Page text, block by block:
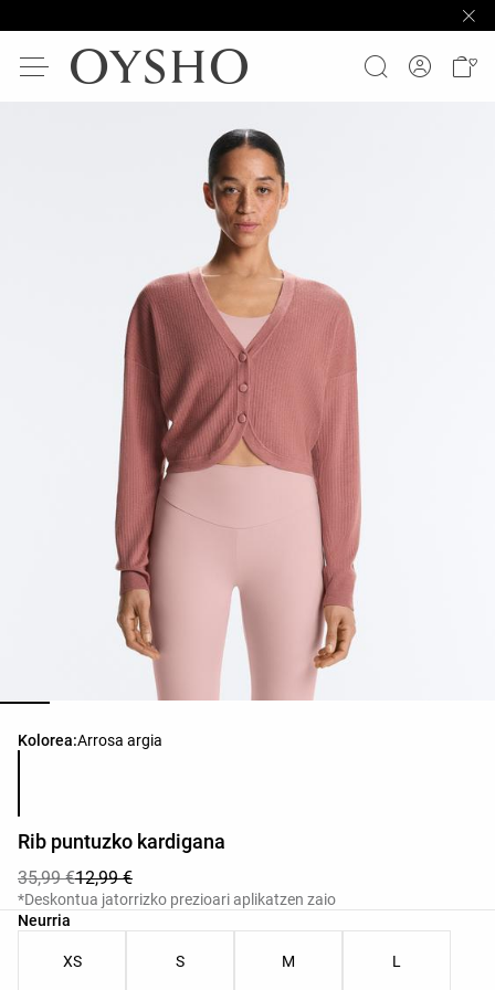
Kolorea:Arrosa argia
Produktuaren koloreen zerrenda
Rib puntuzko kardigana
35,99 €12,99 €
*Deskontua jatorrizko prezioari aplikatzen zaio
Neurria
Produktuaren tailen zerrenda
XS S M L